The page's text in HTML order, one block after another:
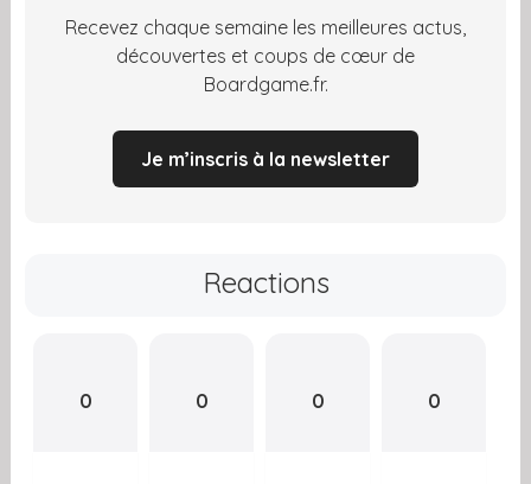
Recevez chaque semaine les meilleures actus,
découvertes et coups de cœur de
Boardgame.fr.
Je m’inscris à la newsletter
Reactions
0 0 0 0